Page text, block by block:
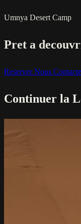
Umnya Desert Camp
Pret a
ReserverNous
Continuer la